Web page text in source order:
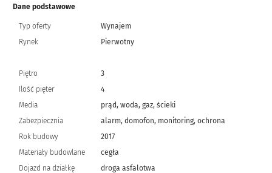
Dane podstawowe
Typ oferty
Wynajem
Rynek
Pierwotny
Piętro
3
Ilość pięter
4
Media
prąd, woda, gaz, ścieki
Zabezpiecznia
alarm, domofon, monitoring, ochrona
Rok budowy
2017
Materiały budowlane
cegła
Dojazd na działkę
droga asfalotwa